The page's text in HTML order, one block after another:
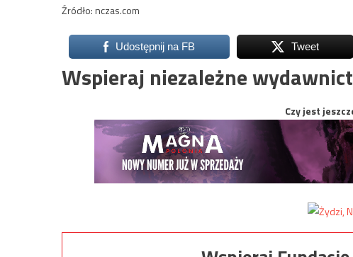
Źródło: nczas.com
Udostępnij na FB Tweet
Wspieraj niezależne
Czy jest